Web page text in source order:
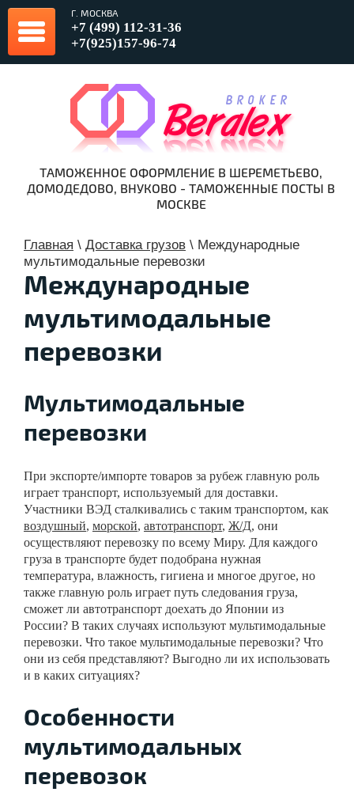
Г. МОСКВА
+7 (499) 112-31-36
+7(925)157-96-74
ТАМОЖЕННОЕ ОФОРМЛЕНИЕ В ШЕРЕМЕТЬЕВО,
ДОМОДЕДОВО, ВНУКОВО - ТАМОЖЕННЫЕ ПОСТЫ В
МОСКВЕ
Главная \ Доставка грузов \ Международные
мультимодальные перевозки
Международные
мультимодальные
перевозки
Мультимодальные
перевозки
При экспорте/импорте товаров за рубеж главную роль
играет транспорт, используемый для доставки.
Участники ВЭД сталкивались с таким транспортом, как
воздушный, морской, автотранспорт, Ж/Д, они
осуществляют перевозку по всему Миру. Для каждого
груза в транспорте будет подобрана нужная
температура, влажность, гигиена и многое другое, но
также главную роль играет путь следования груза,
сможет ли автотранспорт доехать до Японии из
России? В таких случаях используют мультимодальные
перевозки. Что такое мультимодальные перевозки? Что
они из себя представляют? Выгодно ли их использовать
и в каких ситуациях?
Особенности
мультимодальных
перевозок